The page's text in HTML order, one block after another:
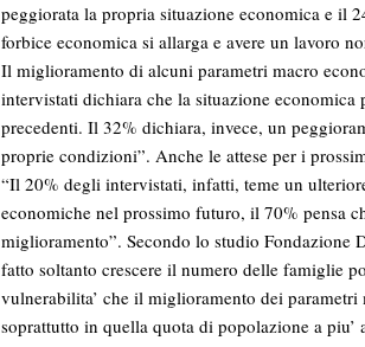
peggiorata la propria situazione economica e il
forbice economica si allarga e avere un lavoro
Il miglioramento di alcuni parametri macro
intervistati dichiara che la situazione economica
precedenti. Il 32% dichiara, invece, un
proprie condizioni”. Anche le attese per i
“Il 20% degli intervistati, infatti, teme un
economiche nel prossimo futuro, il 70% pensa
miglioramento”. Secondo lo studio Fondazione
fatto soltanto crescere il numero delle famiglie
vulnerabilita’ che il miglioramento dei
soprattutto in quella quota di popolazione a piu’